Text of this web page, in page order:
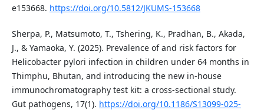
e153668. https://doi.org/10.5812/JKUMS-153668
Sherpa, P., Matsumoto, T., Tshering, K., Pradhan, B., Akada,
J., & Yamaoka, Y. (2025). Prevalence of and risk factors for
Helicobacter pylori infection in children under 64 months in
Thimphu, Bhutan, and introducing the new in-house
immunochromatography test kit: a cross-sectional study.
Gut pathogens, 17(1). https://doi.org/10.1186/S13099-025-